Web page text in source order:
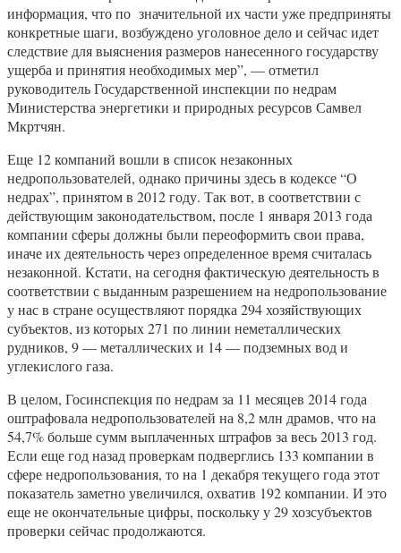
информация, что по значительной их части уже предприняты
конкретные шаги, возбуждено уголовное дело и сейчас идет
следствие для выяснения размеров нанесенного государству
ущерба и принятия необходимых мер”, — отметил
руководитель Государственной инспекции по недрам
Министерства энергетики и природных ресурсов Самвел
Мкртчян.
Еще 12 компаний вошли в список незаконных
недропользователей, однако причины здесь в кодексе “О
недрах”, принятом в 2012 году. Так вот, в соответствии с
действующим законодательством, после 1 января 2013 года
компании сферы должны были переоформить свои права,
иначе их деятельность через определенное время считалась
незаконной. Кстати, на сегодня фактическую деятельность в
соответствии с выданным разрешением на недропользование
у нас в стране осуществляют порядка 294 хозяйствующих
субъектов, из которых 271 по линии неметаллических
рудников, 9 — металлических и 14 — подземных вод и
углекислого газа.
В целом, Госинспекция по недрам за 11 месяцев 2014 года
оштрафовала недропользователей на 8,2 млн драмов, что на
54,7% больше сумм выплаченных штрафов за весь 2013 год.
Если еще год назад проверкам подверглись 133 компании в
сфере недропользования, то на 1 декабря текущего года этот
показатель заметно увеличился, охватив 192 компании. И это
еще не окончательные цифры, поскольку у 29 хозсубъектов
проверки сейчас продолжаются.